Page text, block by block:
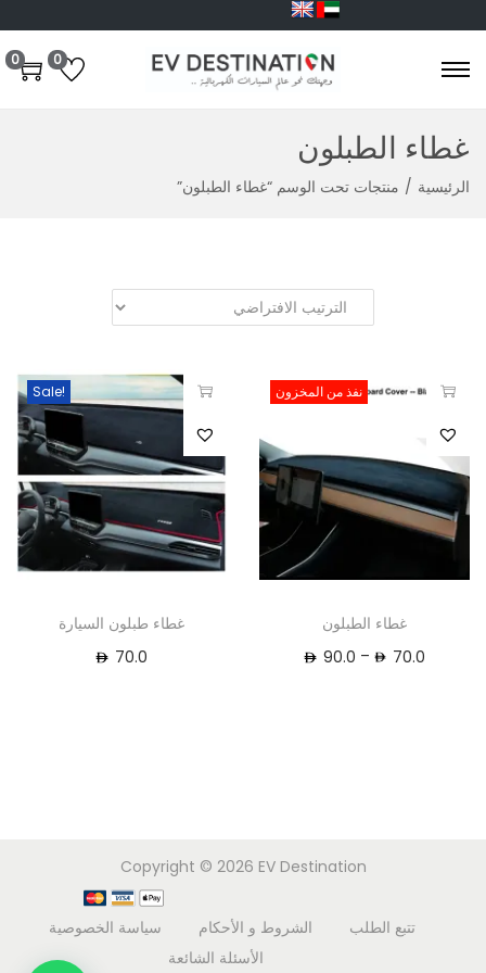
0
0
غطاء الطبلون
الرئيسية / منتجات تحت الوسم “غطاء الطبلون”
نفذ من المخزون
غطاء الطبلون
70.0
–
90.0
Sale!
غطاء طبلون السيارة
70.0
Copyright © 2026 EV Destination
تتبع الطلب الشروط و الأحكام
سياسة الخصوصية
الأسئلة الشائعة